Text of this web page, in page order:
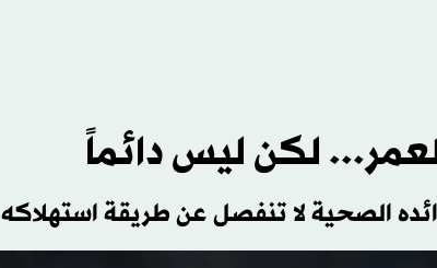
لكن ليس دائماً
الصحية لا تنفصل عن طريقة استهلاكه